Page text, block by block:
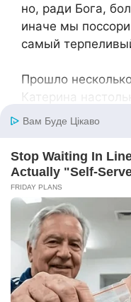
но, ради Бога,
иначе мы
самый
Прошло
Катерина
была сама пойти
иногда женщине
глядят.
Она пойдет, она
Маму можно
Не хочет она в
Катя будет
вместе, только
Но вновь